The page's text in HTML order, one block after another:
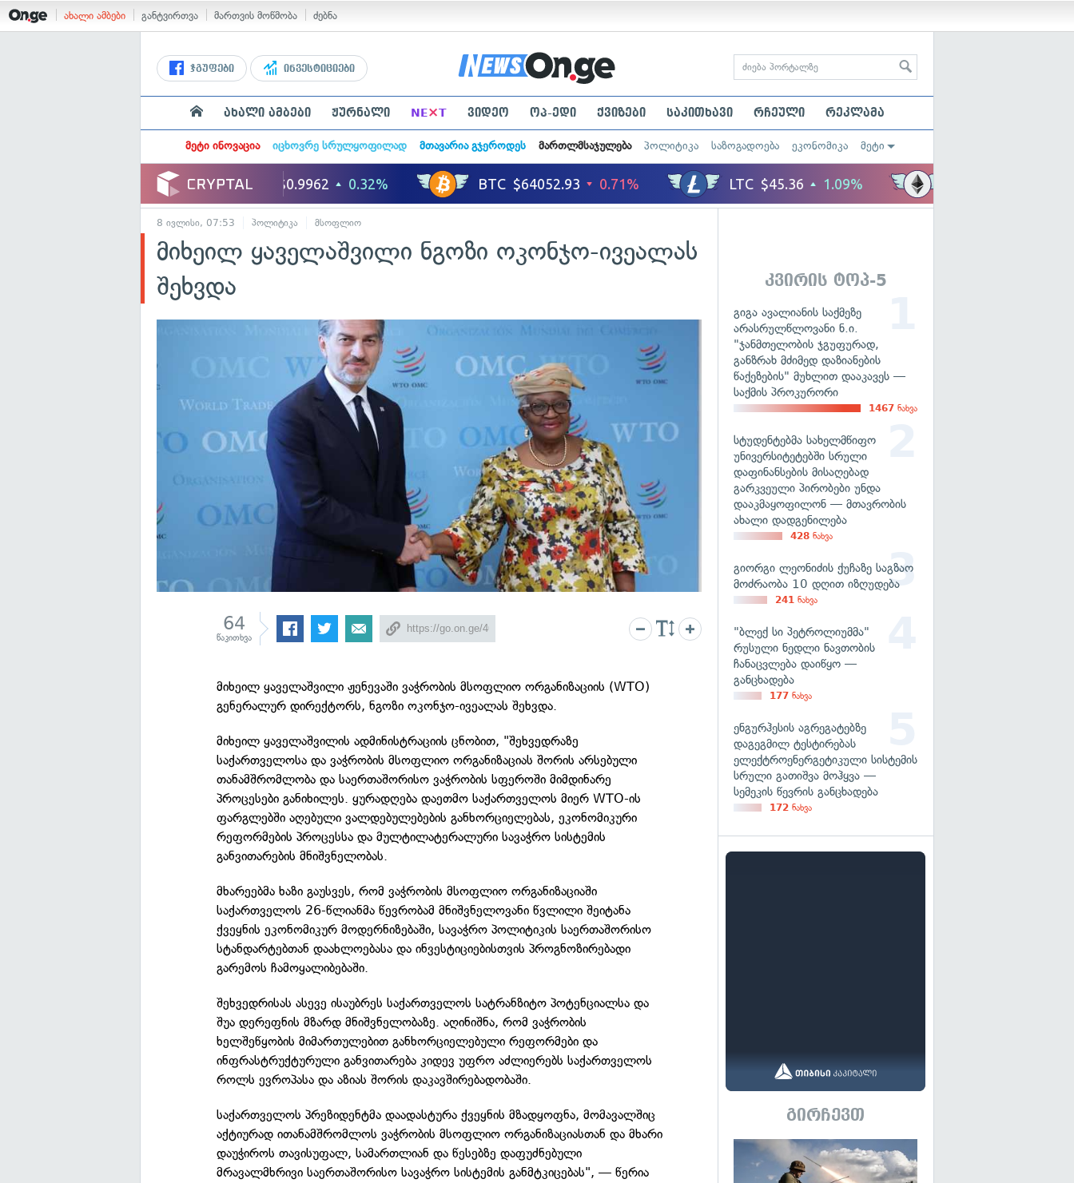
ახალი ამბები განტვირთვა მართვის მოწმობა ძებნა
ჯგუფები ინვესტიციები
ახალი ამბები ჟურნალი NE×T ვიდეო ოპ-ედი ქვიზები საკითხავი რჩეული რეკლამა
მეტი ინოვაცია იცხოვრე სრულყოფილად მთავარია გჯეროდეს მართლმსაჯულება პოლიტიკა საზოგადოება ეკონომიკა მეტი
8 ივლისი, 07:53 პოლიტიკა მსოფლიო
მიხეილ ყაველაშვილი ნგოზი ოკონჯო-ივეალას
შეხვდა
64
წაკითხვა
მიხეილ ყაველაშვილი ჟენევაში ვაჭრობის მსოფლიო ორგანიზაციის (WTO)
გენერალურ დირექტორს, ნგოზი ოკონჯო-ივეალას შეხვდა.
მიხეილ ყაველაშვილის ადმინისტრაციის ცნობით, "შეხვედრაზე
საქართველოსა და ვაჭრობის მსოფლიო ორგანიზაციას შორის არსებული
თანამშრომლობა და საერთაშორისო ვაჭრობის სფეროში მიმდინარე
პროცესები განიხილეს. ყურადღება დაეთმო საქართველოს მიერ WTO-ის
ფარგლებში აღებული ვალდებულებების განხორციელებას, ეკონომიკური
რეფორმების პროცესსა და მულტილატერალური სავაჭრო სისტემის
განვითარების მნიშვნელობას.
მხარეებმა ხაზი გაუსვეს, რომ ვაჭრობის მსოფლიო ორგანიზაციაში
საქართველოს 26-წლიანმა წევრობამ მნიშვნელოვანი წვლილი შეიტანა
ქვეყნის ეკონომიკურ მოდერნიზებაში, სავაჭრო პოლიტიკის საერთაშორისო
სტანდარტებთან დაახლოებასა და ინვესტიციებისთვის პროგნოზირებადი
გარემოს ჩამოყალიბებაში.
შეხვედრისას ასევე ისაუბრეს საქართველოს სატრანზიტო პოტენციალსა და
შუა დერეფნის მზარდ მნიშვნელობაზე. აღინიშნა, რომ ვაჭრობის
ხელშეწყობის მიმართულებით განხორციელებული რეფორმები და
ინფრასტრუქტურული განვითარება კიდევ უფრო აძლიერებს საქართველოს
როლს ევროპასა და აზიას შორის დაკავშირებადობაში.
საქართველოს პრეზიდენტმა დაადასტურა ქვეყნის მზადყოფნა, მომავალშიც
აქტიურად ითანამშრომლოს ვაჭრობის მსოფლიო ორგანიზაციასთან და მხარი
დაუჭიროს თავისუფალ, სამართლიან და წესებზე დაფუძნებული
მრავალმხრივი საერთაშორისო სავაჭრო სისტემის განმტკიცებას", — წერია
კვირის ტოპ-5
გიგა ავალიანის საქმეზე
არასრულწლოვანი ნ.ი.
"ჯანმთელობის ჯგუფურად,
განზრახ მძიმედ დაზიანების
წაქეზების" მუხლით დააკავეს —
საქმის პროკურორი
1467 ნახვა
სტუდენტებმა სახელმწიფო
უნივერსიტეტებში სრული
დაფინანსების მისაღებად
გარკვეული პირობები უნდა
დააკმაყოფილონ — მთავრობის
ახალი დადგენილება
428 ნახვა
გიორგი ლეონიძის ქუჩაზე საგზაო
მოძრაობა 10 დღით იზღუდება
241 ნახვა
"ბლექ სი პეტროლიუმმა"
რუსული ნედლი ნავთობის
ჩანაცვლება დაიწყო —
განცხადება
177 ნახვა
ენგურჰესის აგრეგატებზე
დაგეგმილ ტესტირებას
ელექტროენერგეტიკული სისტემის
სრული გათიშვა მოჰყვა —
სემეკის წევრის განცხადება
172 ნახვა
გირჩევთ